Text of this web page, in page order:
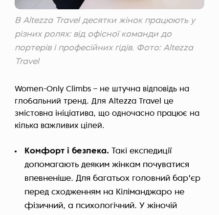
В Altezza Travel десятки жінок працюють у
різних ролях: від офісної команди до
портерів і професійних гідів. Фото: Altezza
Travel
Women-Only Climbs – не штучна відповідь на
глобальний тренд. Для Altezza Travel це
змістовна ініціатива, що одночасно працює на
кілька важливих цілей.
Комфорт і безпека. Такі експедиції
допомагають деяким жінкам почуватися
впевненіше. Для багатьох головний бар'єр
перед сходженням на Кіліманджаро не
фізичний, а психологічний. У жіночій